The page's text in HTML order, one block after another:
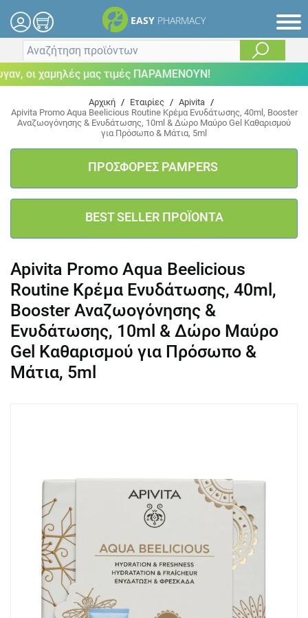
EASY PHARMACY
οι χαμηλές μας τιμές ΠΑΡΑΜΕΝΟΥΝ!
Αρχική / Εταιρίες / Apivita /
Apivita Promo Aqua Beelicious Routine Κρέμα Ενυδάτωσης, 40ml, Booster
Αναζωογόνησης & Ενυδάτωσης, 10ml & Δώρο Μαύρο Gel Καθαρισμού
για Πρόσωπο & Μάτια, 5ml
ΠΡΟΣΦΟΡΕΣ PAMPERS
BEST SELLER ΠΡΟΪΟΝΤΑ
Apivita Promo Aqua Beelicious
Routine Κρέμα Ενυδάτωσης, 40ml,
Booster Αναζωογόνησης &
Ενυδάτωσης, 10ml & Δώρο Μαύρο
Gel Καθαρισμού για Πρόσωπο &
Μάτια, 5ml